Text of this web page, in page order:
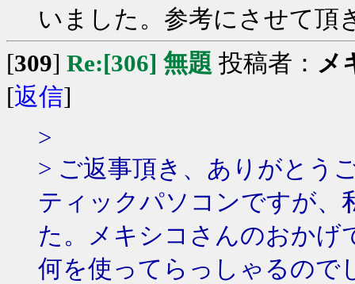
いました。参考にさせて頂
[309] Re:[306] 無題 投稿者： メ
[返信]
>
> ご返事頂き、ありがとう
ティックパソコンですが、
た。メキシコさんのおかげ
何を使ってらっしゃるので